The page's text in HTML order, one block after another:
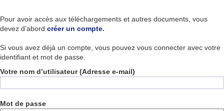
Pour avoir accès aux téléchargements et autres documents, vous
devez d’abord créer un compte.
Si vous avez déjà un compte, vous pouvez vous connecter avec votre
identifiant et mot de passe.
Votre nom d’utilisateur (Adresse e-mail)
Mot de passe